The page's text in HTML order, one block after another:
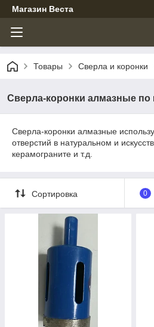
Магазин Веста
Товары Сверла и коронки
Сверла-коронки алмазные по
Сверла-коронки алмазные
отверстий в натуральном и
керамограните и т.д.
Сортировка 0